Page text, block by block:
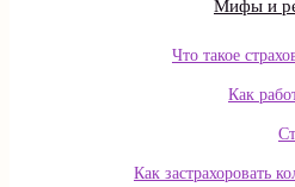
Мифы и
Что такое
Как
Как застрахоровать